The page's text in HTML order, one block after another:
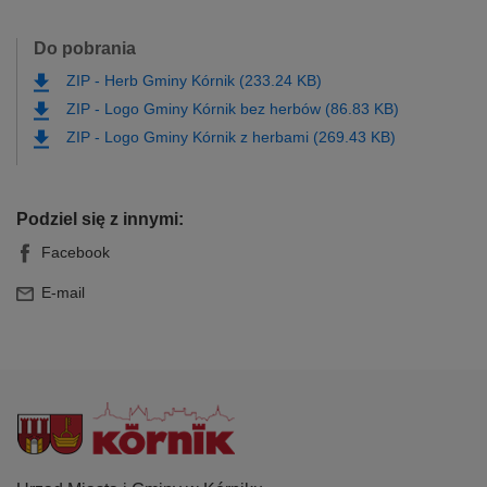
Do pobrania
ZIP - Herb Gminy Kórnik (233.24 KB)
ZIP - Logo Gminy Kórnik bez herbów (86.83 KB)
ZIP - Logo Gminy Kórnik z herbami (269.43 KB)
Podziel się z innymi:
Facebook
E-mail